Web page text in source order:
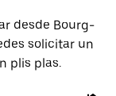
desde Bourg-
solicitar un
plis plas.